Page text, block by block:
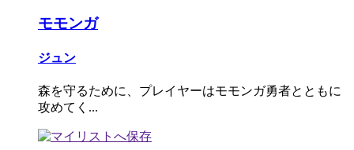
モモンガ
ジュン
森を守るために、プレイヤーはモモンガ勇者とともに
攻めてく...